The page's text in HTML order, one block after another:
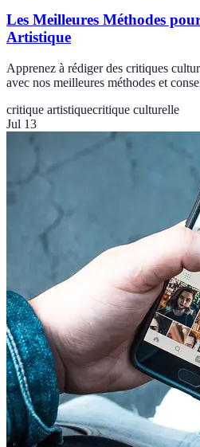
Les Meilleures Méthodes
Artistique
Apprenez à rédiger des critiques
avec nos meilleures méthodes et
critique artistiquecritique culturelle
Jul 13